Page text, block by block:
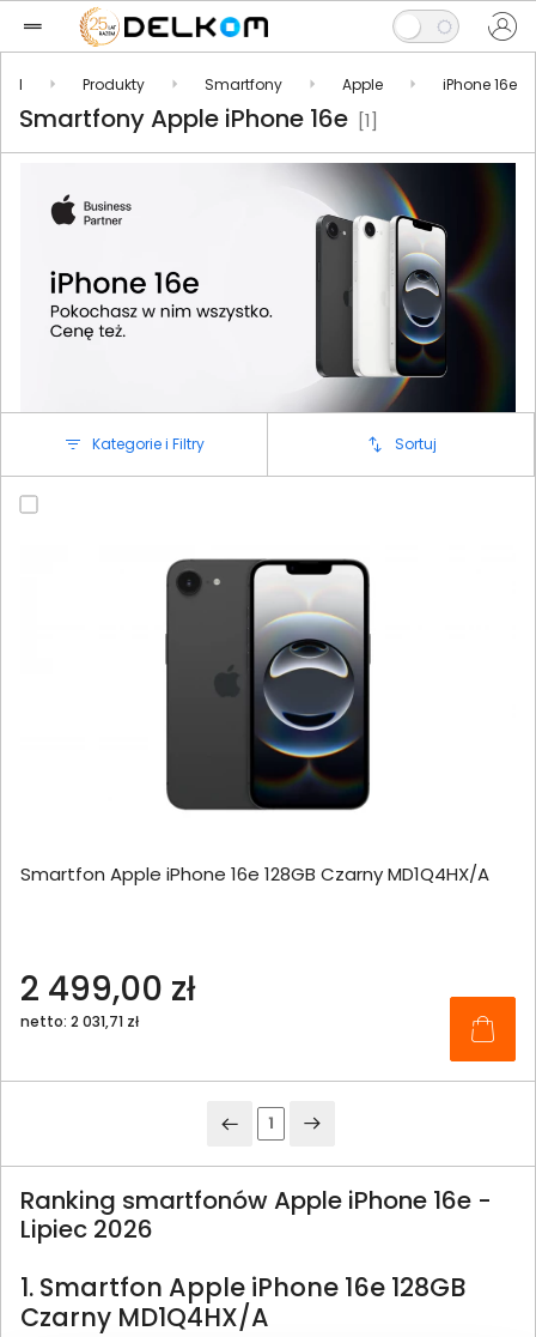
Produkty Smartfony Apple iPhone 16e
Smartfony Apple iPhone 16e [1]
Kategorie i Filtry Sortuj
Smartfon Apple iPhone 16e 128GB Czarny MD1Q4HX/A
2 499,00 zł
netto: 2 031,71 zł
1
Ranking smartfonów Apple iPhone 16e -
Lipiec 2026
1. Smartfon Apple iPhone 16e 128GB
Czarny MD1Q4HX/A